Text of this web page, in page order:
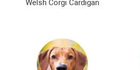
Welsh Corgi Cardigan